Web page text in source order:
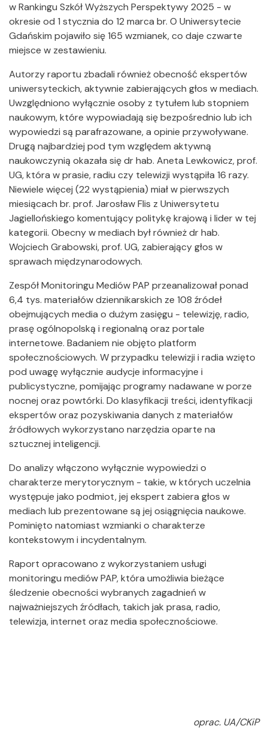
w Rankingu Szkół Wyższych Perspektywy 2025 - w
okresie od 1 stycznia do 12 marca br. O Uniwersytecie
Gdańskim pojawiło się 165 wzmianek, co daje czwarte
miejsce w zestawieniu.
Autorzy raportu zbadali również obecność ekspertów
uniwersyteckich, aktywnie zabierających głos w mediach.
Uwzględniono wyłącznie osoby z tytułem lub stopniem
naukowym, które wypowiadają się bezpośrednio lub ich
wypowiedzi są parafrazowane, a opinie przywoływane.
Drugą najbardziej pod tym względem aktywną
naukowczynią okazała się dr hab. Aneta Lewkowicz, prof.
UG, która w prasie, radiu czy telewizji wystąpiła 16 razy.
Niewiele więcej (22 wystąpienia) miał w pierwszych
miesiącach br. prof. Jarosław Flis z Uniwersytetu
Jagiellońskiego komentujący politykę krajową i lider w tej
kategorii. Obecny w mediach był również dr hab.
Wojciech Grabowski, prof. UG, zabierający głos w
sprawach międzynarodowych.
Zespół Monitoringu Mediów PAP przeanalizował ponad
6,4 tys. materiałów dziennikarskich ze 108 źródeł
obejmujących media o dużym zasięgu - telewizję, radio,
prasę ogólnopolską i regionalną oraz portale
internetowe. Badaniem nie objęto platform
społecznościowych. W przypadku telewizji i radia wzięto
pod uwagę wyłącznie audycje informacyjne i
publicystyczne, pomijając programy nadawane w porze
nocnej oraz powtórki. Do klasyfikacji treści, identyfikacji
ekspertów oraz pozyskiwania danych z materiałów
źródłowych wykorzystano narzędzia oparte na
sztucznej inteligencji.
Do analizy włączono wyłącznie wypowiedzi o
charakterze merytorycznym - takie, w których uczelnia
występuje jako podmiot, jej ekspert zabiera głos w
mediach lub prezentowane są jej osiągnięcia naukowe.
Pominięto natomiast wzmianki o charakterze
kontekstowym i incydentalnym.
Raport opracowano z wykorzystaniem usługi
monitoringu mediów PAP, która umożliwia bieżące
śledzenie obecności wybranych zagadnień w
najważniejszych źródłach, takich jak prasa, radio,
telewizja, internet oraz media społecznościowe.
oprac. UA/CKiP